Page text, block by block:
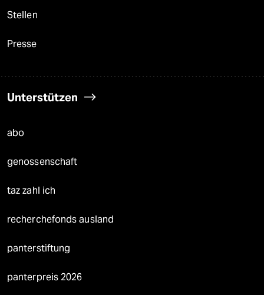
Stellen
Presse
Unterstützen
abo
genossenschaft
taz zahl ich
recherchefonds ausland
panterstiftung
panterpreis 2026